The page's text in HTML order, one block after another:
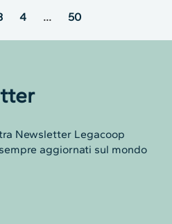
4 … 50
Newsletter Legacoop
aggiornati sul mondo